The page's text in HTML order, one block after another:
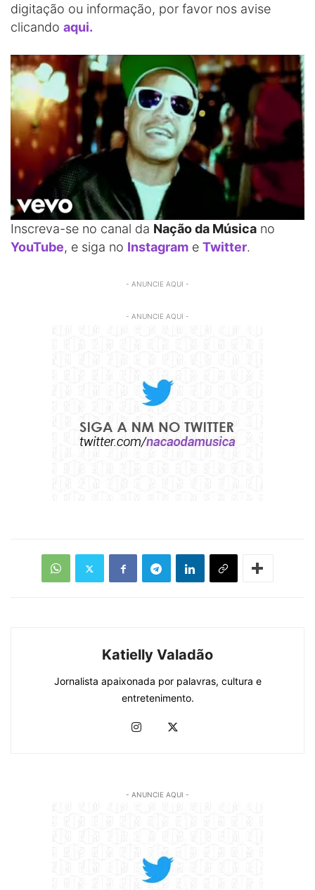
digitação ou informação, por favor nos avise
clicando aqui.
Inscreva-se no canal da Nação da Música no
YouTube, e siga no Instagram e Twitter.
- ANUNCIE AQUI -
- ANUNCIE AQUI -
Katielly Valadão
Jornalista apaixonada por palavras, cultura e
entretenimento.
- ANUNCIE AQUI -